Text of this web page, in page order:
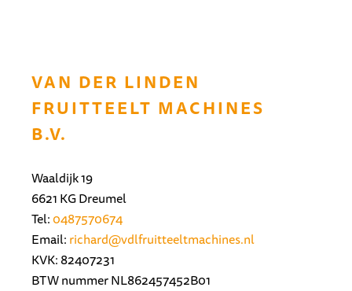
VAN DER LINDEN
FRUITTEELT MACHINES
B.V.
Waaldijk 19
6621 KG Dreumel
Tel:0487570674
Email:richard@vdlfruitteeltmachines.nl
KVK: 82407231
BTW nummer NL862457452B01